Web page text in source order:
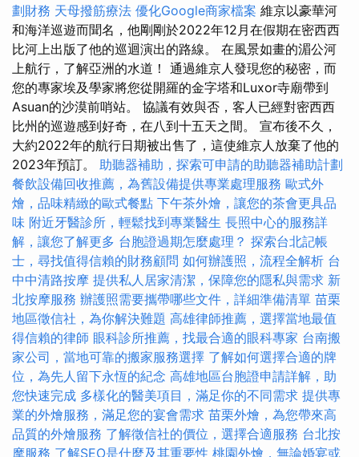
劃財務 天母撥筋療法 優化Google商家檔案 維京以豪華河
和海洋巡遊而聞名，他剛剛於2022年12月在假期在密西西
比河上出版了他的巡迴演出的路線。 在風景如畫的湄公河
上航行，了解亞洲的水道！ 通過維京人發現您的秘密，而
您的專家埃及學家將您從開羅的金字塔和Luxor寺廟帶到
Asuan的沙漠前哨站。 協議有效與否，客人已經對密西西
比州的巡遊感到好奇，在八到十五天之間。 宣布後不久，
大約2022年的航行日期被出售了，這使維京人放棄了他的
2023年預訂。 助聽器補助，探索可申請的助聽器補助計劃
餐飲設備回收推薦，為舊設備提供專業處理服務 歐式外
燴，品味精緻的歐式餐點 下午茶外燴，讓您的茶會更具品
味 附近牙醫診所，輕鬆找到專業醫生 長照中心的服務詳
解，讓您了解更多 台胞證過期怎麼處理？ 探索台北記帳
士，尋找值得信賴的財務顧問 如何辦護照，流程全解析 台
中中清路按摩 提供私人居家清潔，保障您的隱私與需求 新
北按摩服務 辦護照需要攜帶哪些文件，詳細準備清單 苗栗
地區徵信社，為你解決難題 高雄律師推薦，選擇當地最值
得信賴的律師 眼科診所推薦，找最合適的眼科專家 台南搬
家公司，當地可靠的搬家服務選擇 了解如何選擇合適的牌
位，為先人留下永恆的紀念 高雄地區台胞證申請詳解，助
您快速完成 多樣化的醫美項目，滿足你的不同需求 提供專
業的外燴服務，滿足您的宴會需求 苗栗外燴，為您帶來高
品質的外燴服務 了解徵信社的價位，選擇合適服務 台北按
摩服務 了解SEO是什麼及其重要性 桃園外燴，無論婚宴或